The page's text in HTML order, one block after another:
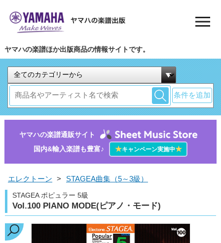
ヤマハの楽譜ほか出版商品の情報サイトです。
条件を追加
ヤマハの楽譜通販サイト
国内&輸入楽譜も豊富♪
★キャンペーン実施中★
エレクトーン > STAGEA曲集（5～3級）
STAGEA ポピュラー 5級
Vol.100 PIANO MODE(ピアノ・モード)